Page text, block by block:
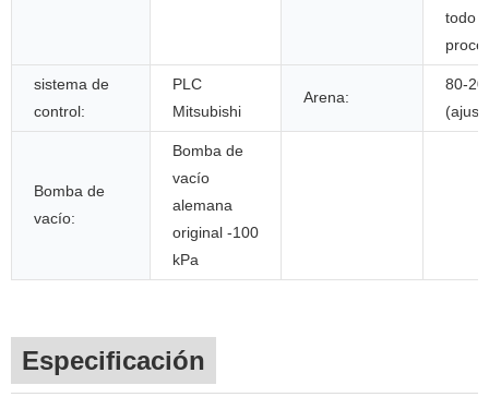
todo
sistema de
control:
PLC
Mitsubishi
Arena:
80-
Bomba de
vacío:
Bomba de
vacío
alemana
original -100
kPa
Especificación